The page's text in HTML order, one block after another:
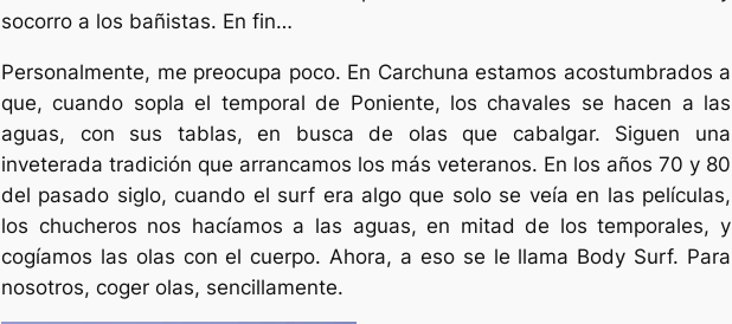
socorro a los bañistas. En fin…
Personalmente, me preocupa poco. En Carchuna estamos acostumbrados a
que, cuando sopla el temporal de Poniente, los chavales se hacen a las
aguas, con sus tablas, en busca de olas que cabalgar. Siguen una
inveterada tradición que arrancamos los más veteranos. En los años 70 y 80
del pasado siglo, cuando el surf era algo que solo se veía en las películas,
los chucheros nos hacíamos a las aguas, en mitad de los temporales, y
cogíamos las olas con el cuerpo. Ahora, a eso se le llama Body Surf. Para
nosotros, coger olas, sencillamente.